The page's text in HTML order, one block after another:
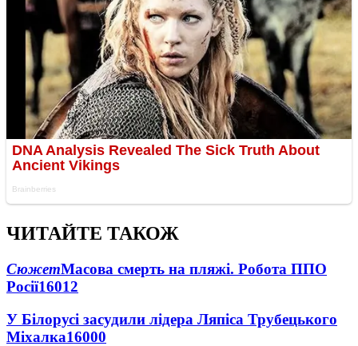
ЧИТАЙТЕ ТАКОЖ
СюжетМасова смерть на пляжі. Робота ППО
Росії16012
У Білорусі засудили лідера Ляпіса Трубецького
Міхалка16000